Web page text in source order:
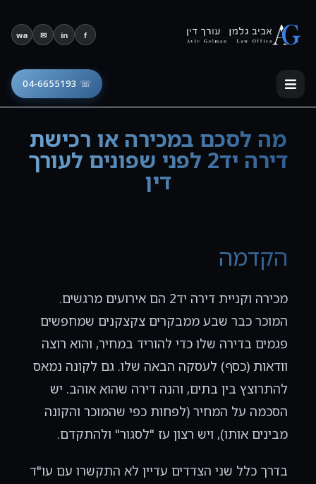
פתח סרגל נגישות
☏ 04-6655193
f
in
✉
wa
מה לסכם במכירה או רכישת
דירה יד2 לפני שפונים לעורך
דין
הקדמה
מכירה וקניית דירה יד2 הם אירועים מרגשים.
המוכר כבר שבע ממבקרים צקצקנים שמחפשים
פגמים בדירה שלו כדי להוריד במחיר, והוא רוצה
וודאות (כסף) לעסקה הבאה שלו. גם לקונה נמאס
להתרוצץ בין בתים, והנה דירה שהוא אוהב. יש
הסכמה על המחיר (לפחות כפי שהמוכר והקונה
מבינים אותו), ויש רצון עז "לסגור" ולהתקדם.
בדרך כלל שני הצדדים עדיין לא התקשרו עם עו"ד